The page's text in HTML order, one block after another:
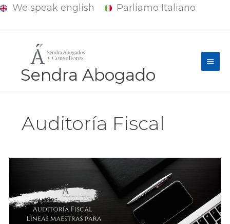
We speak english Parliamo Italiano
Sendra Abogado
Auditoría Fiscal